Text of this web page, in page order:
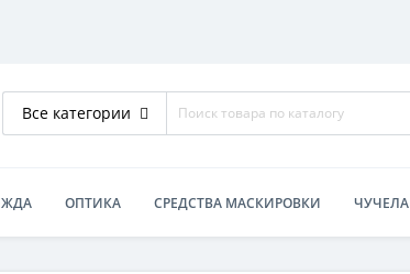
Все категории
ОПТИКА СРЕДСТВА МАСКИРОВКИ ЧУЧЕЛА